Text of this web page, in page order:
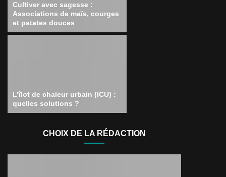
Cultiver avec sagesse :
Associations de maïs, courges
et patates douces
L’îlot de chaleur urbain (ICU) :
quelles solutions ?
CHOIX DE LA RÉDACTION